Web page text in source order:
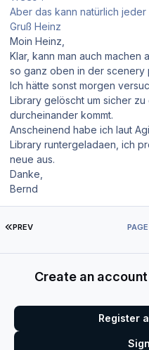
Aber das kann natürlich jeder
Gruß Heinz
Moin Heinz,
Klar, kann man auch
so ganz oben in der scenery
Ich hätte sonst morgen
Library gelöscht um sicher
durcheinander kommt.
Anscheinend habe ich laut
Library runtergeladaen, ich
neue aus.
Danke,
Bernd
FIRST PAGE
PREV
Create an
Register